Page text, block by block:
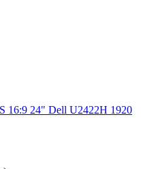
24" Dell U2422H 1920